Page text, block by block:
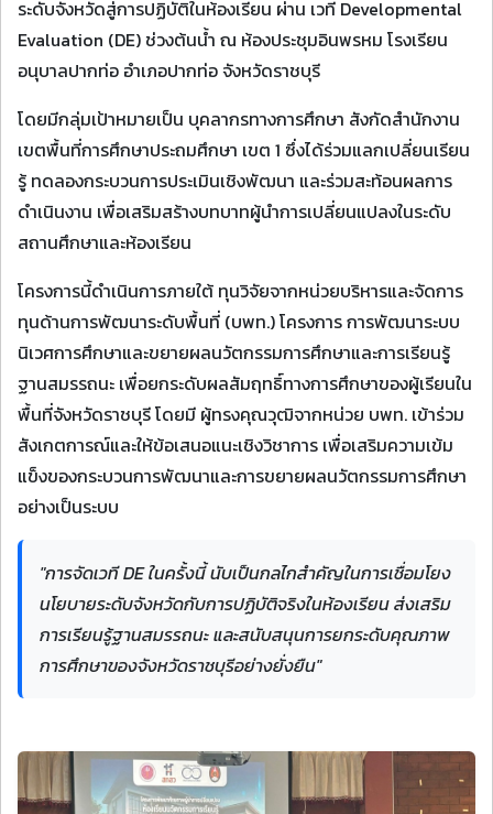
ระดับจังหวัดสู่การปฏิบัติในห้องเรียน ผ่าน เวที Developmental
Evaluation (DE) ช่วงต้นน้ำ ณ ห้องประชุมอินพรหม โรงเรียน
อนุบาลปากท่อ อำเภอปากท่อ จังหวัดราชบุรี
โดยมีกลุ่มเป้าหมายเป็น บุคลากรทางการศึกษา สังกัดสำนักงาน
เขตพื้นที่การศึกษาประถมศึกษา เขต 1 ซึ่งได้ร่วมแลกเปลี่ยนเรียน
รู้ ทดลองกระบวนการประเมินเชิงพัฒนา และร่วมสะท้อนผลการ
ดำเนินงาน เพื่อเสริมสร้างบทบาทผู้นำการเปลี่ยนแปลงในระดับ
สถานศึกษาและห้องเรียน
โครงการนี้ดำเนินการภายใต้ ทุนวิจัยจากหน่วยบริหารและจัดการ
ทุนด้านการพัฒนาระดับพื้นที่ (บพท.) โครงการ การพัฒนาระบบ
นิเวศการศึกษาและขยายผลนวัตกรรมการศึกษาและการเรียนรู้
ฐานสมรรถนะ เพื่อยกระดับผลสัมฤทธิ์ทางการศึกษาของผู้เรียนใน
พื้นที่จังหวัดราชบุรี โดยมี ผู้ทรงคุณวุฒิจากหน่วย บพท. เข้าร่วม
สังเกตการณ์และให้ข้อเสนอแนะเชิงวิชาการ เพื่อเสริมความเข้ม
แข็งของกระบวนการพัฒนาและการขยายผลนวัตกรรมการศึกษา
อย่างเป็นระบบ
"การจัดเวที DE ในครั้งนี้ นับเป็นกลไกสำคัญในการเชื่อมโยง
นโยบายระดับจังหวัดกับการปฏิบัติจริงในห้องเรียน ส่งเสริม
การเรียนรู้ฐานสมรรถนะ และสนับสนุนการยกระดับคุณภาพ
การศึกษาของจังหวัดราชบุรีอย่างยั่งยืน"